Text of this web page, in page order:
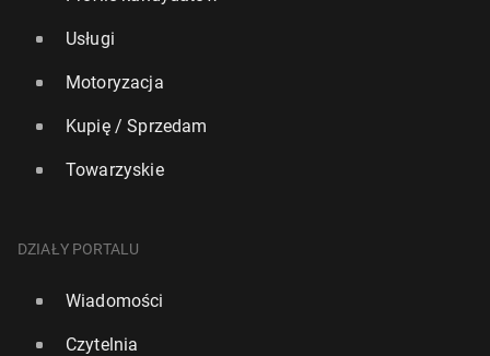
Usługi
Motoryzacja
Kupię / Sprzedam
Towarzyskie
DZIAŁY PORTALU
Wiadomości
Czytelnia